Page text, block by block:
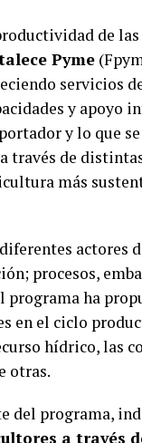
de
Pyme
servicios
y
y lo que se
de
más
actores
procesos,
ha
en el ciclo
hídrico, las
otras.
del programa,
a través